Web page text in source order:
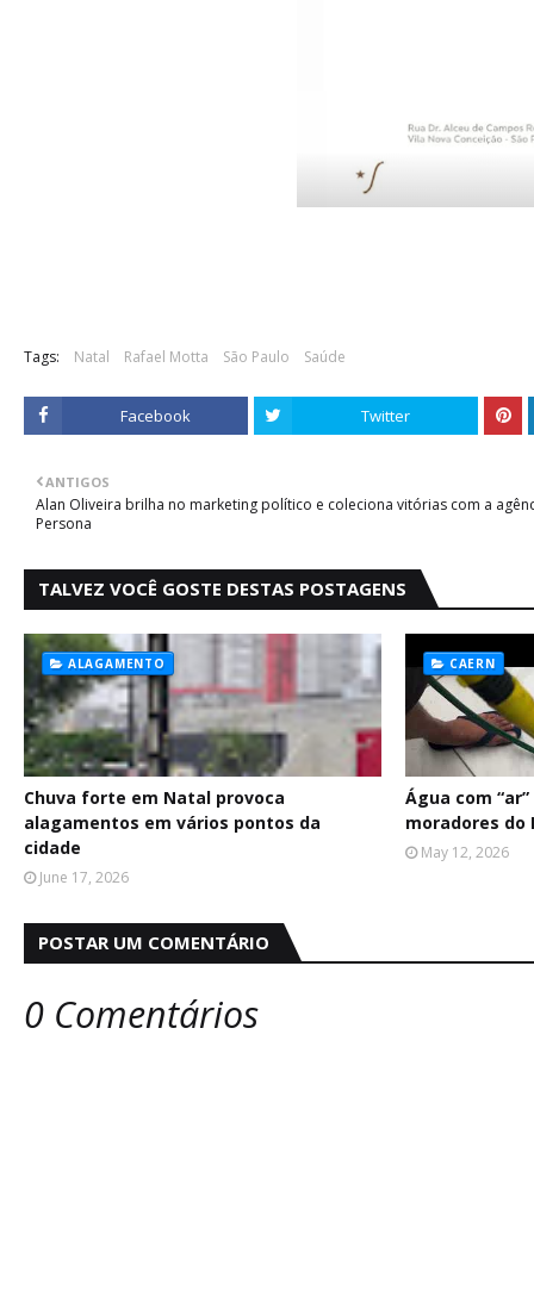
Tags: Natal Rafael Motta São Paulo Saúde
Facebook Twitter
ANTIGOS
Alan Oliveira brilha no marketing político e coleciona vitórias com a
Persona
TALVEZ VOCÊ GOSTE DESTAS POSTAGENS
ALAGAMENTO
Chuva forte em Natal provoca
alagamentos em vários pontos da
cidade
June 17, 2026
CAERN
Água com
moradores do
May 12, 2026
POSTAR UM COMENTÁRIO
0 Comentários